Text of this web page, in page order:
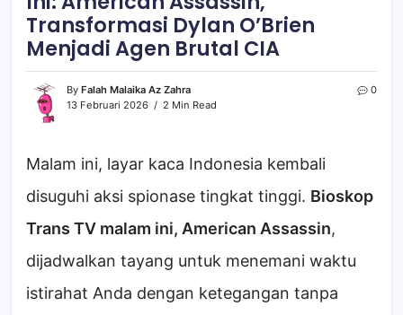
Transformasi Dylan O’Brien
Menjadi Agen Brutal CIA
By Falah Malaika Az Zahra
13 Februari 2026
2 Min Read
0
Malam ini, layar kaca Indonesia kembali
disuguhi aksi spionase tingkat tinggi. Bioskop
Trans TV malam ini, American Assassin,
dijadwalkan tayang untuk menemani waktu
istirahat Anda dengan ketegangan tanpa